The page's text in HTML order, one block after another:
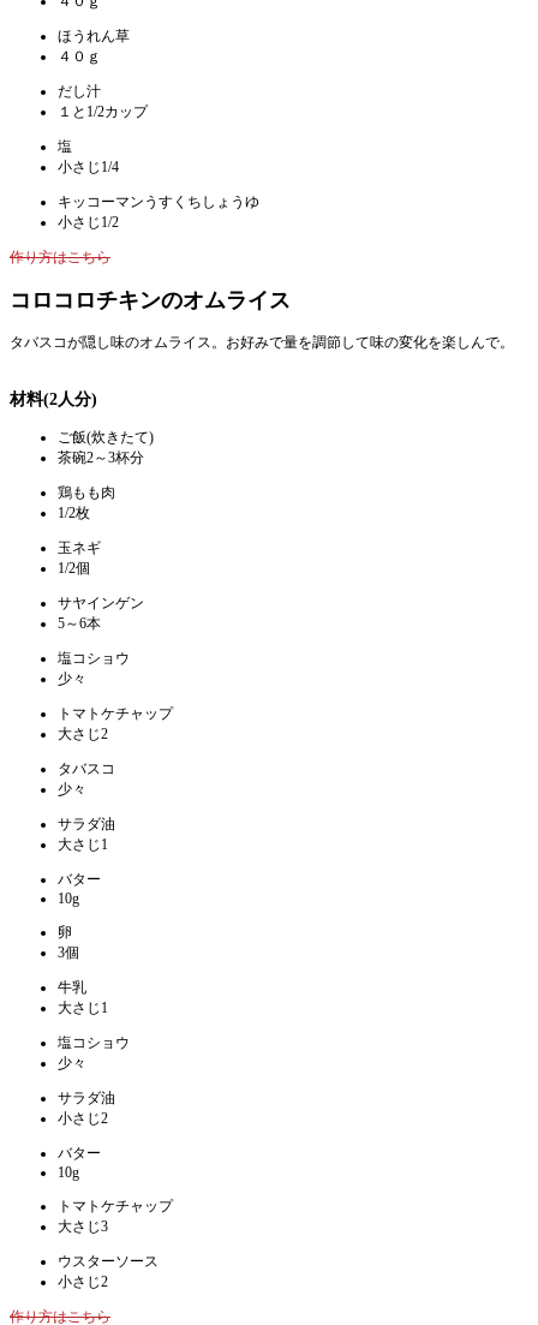
ほうれん草
４０ｇ
だし汁
１と1/2カップ
塩
小さじ1/4
キッコーマンうすくちしょうゆ
小さじ1/2
作り方はこちら
コロコロチキンのオムライス
タバスコが隠し味のオムライス。お好みで量を調節して味の変化を楽しんで。
材料(2人分)
ご飯(炊きたて)
茶碗2～3杯分
鶏もも肉
1/2枚
玉ネギ
1/2個
サヤインゲン
5～6本
塩コショウ
少々
トマトケチャップ
大さじ2
タバスコ
少々
サラダ油
大さじ1
バター
10g
卵
3個
牛乳
大さじ1
塩コショウ
少々
サラダ油
小さじ2
バター
10g
トマトケチャップ
大さじ3
ウスターソース
小さじ2
作り方はこちら